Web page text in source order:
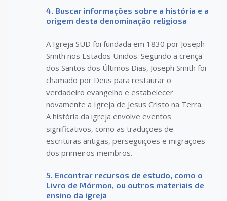
4. Buscar informações sobre a história e a
origem desta denominação religiosa
A Igreja SUD foi fundada em 1830 por Joseph
Smith nos Estados Unidos. Segundo a crença
dos Santos dos Últimos Dias, Joseph Smith foi
chamado por Deus para restaurar o
verdadeiro evangelho e estabelecer
novamente a Igreja de Jesus Cristo na Terra.
A história da igreja envolve eventos
significativos, como as traduções de
escrituras antigas, perseguições e migrações
dos primeiros membros.
5. Encontrar recursos de estudo, como o
Livro de Mórmon, ou outros materiais de
ensino da igreja